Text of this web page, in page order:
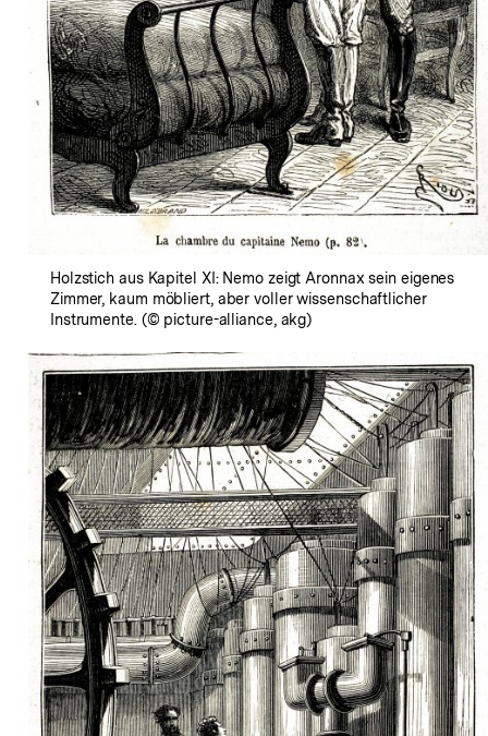
Holzstich aus Kapitel XI: Nemo zeigt Aronnax sein eigenes
Zimmer, kaum möbliert, aber voller wissenschaftlicher
Instrumente. (© picture-alliance, akg)